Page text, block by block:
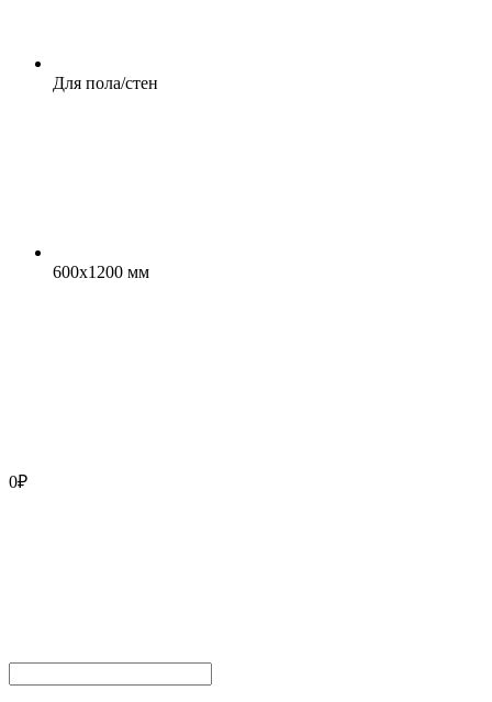
Для пола/стен
600x1200 мм
0₽